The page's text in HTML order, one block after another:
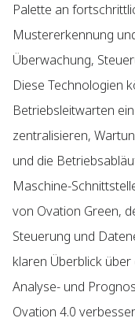
Palette an
Mustererkennung
Überwachung,
Diese Technologien
Betriebsleitwarten
zentralisieren,
und die
Maschine-
von Ovation Green,
Steuerung und
klaren Überblick
Analyse- und
Ovation 4.0